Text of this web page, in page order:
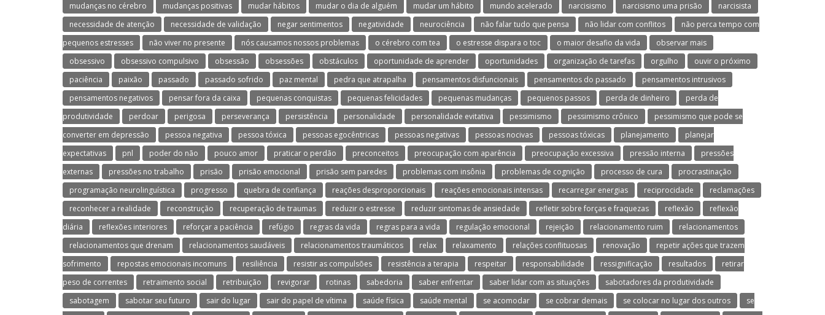
mudanças no cérebro
mudanças positivas mudar hábitos mudar o dia de alguém mudar um hábito mundo acelerado narcisismo narcisismo uma prisão
narcisista
necessidade de atenção
necessidade de validação negar sentimentos negatividade neurociência não falar tudo que pensa não lidar com conflitos
não perca tempo com
pequenos estresses
não viver no presente nós causamos nossos problemas o cérebro com tea o estresse dispara o toc o maior desafio da vida
observar mais
obsessivo
obsessivo compulsivo obsessão obsessões obstáculos oportunidade de aprender oportunidades organização de tarefas orgulho
ouvir o próximo
paciência
paixão passado passado sofrido paz mental pedra que atrapalha pensamentos disfuncionais pensamentos do passado
pensamentos intrusivos
pensamentos negativos
pensar fora da caixa pequenas conquistas pequenas felicidades pequenas mudanças pequenos passos perda de dinheiro
perda de
produtividade
perdoar perigosa perseverança persistência personalidade personalidade evitativa pessimismo pessimismo crônico
pessimismo que pode se
converter em depressão
pessoa negativa pessoa tóxica pessoas egocêntricas pessoas negativas pessoas nocivas pessoas tóxicas planejamento
planejar
expectativas
pnl poder do não pouco amor praticar o perdão preconceitos preocupação com aparência preocupação excessiva pressão interna
pressões
externas
pressões no trabalho prisão prisão emocional prisão sem paredes problemas com insônia problemas de cognição processo de cura
procrastinação
programação neurolinguística
progresso quebra de confiança reações desproporcionais reações emocionais intensas recarregar energias reciprocidade
reclamações
reconhecer a realidade
reconstrução recuperação de traumas reduzir o estresse reduzir sintomas de ansiedade refletir sobre forças e fraquezas reflexão
reflexão
diária
reflexões interiores reforçar a paciência refúgio regras da vida regras para a vida regulação emocional rejeição relacionamento ruim
relacionamentos
relacionamentos que drenam
relacionamentos saudáveis relacionamentos traumáticos relax relaxamento relações conflituosas renovação
repetir ações que trazem
sofrimento
repostas emocionais incomuns resiliência resistir as compulsões resistência a terapia respeitar responsabilidade ressignificação resultados
retirar
peso de correntes
retraimento social retribuição revigorar rotinas sabedoria saber enfrentar saber lidar com as situações
sabotadores da produtividade
sabotagem
sabotar seu futuro sair do lugar sair do papel de vítima saúde física saúde mental se acomodar se cobrar demais se colocar no lugar dos outros
se